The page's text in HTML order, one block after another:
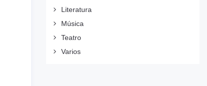
Literatura
Música
Teatro
Varios